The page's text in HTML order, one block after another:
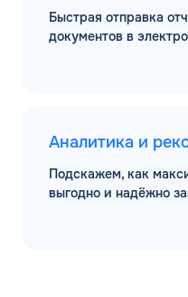
Быстрая отправка
документов в
Аналитика и
Подскажем, как
выгодно и надёжно